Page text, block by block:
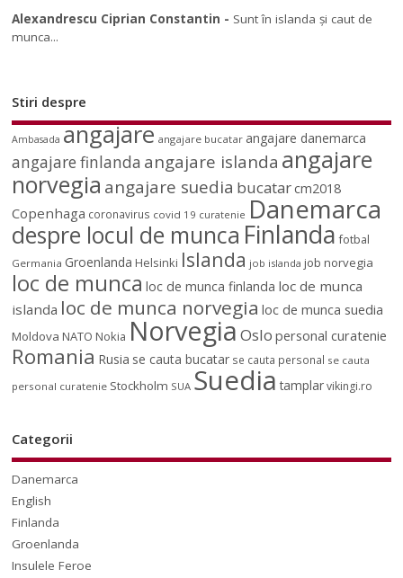
Alexandrescu Ciprian Constantin - Sunt în islanda și caut de
munca...
Stiri despre
Ambasada angajare angajare bucatar angajare danemarca
angajare finlanda angajare islanda angajare
norvegia angajare suedia bucatarcm2018
Copenhaga coronavirus covid 19 curatenie Danemarca
despre locul de munca Finlanda fotbal
Germania Groenlanda Helsinki Islanda job islanda job norvegia
loc de munca loc de munca finlanda loc de munca
islanda loc de munca norvegia loc de munca suedia
Moldova NATO Nokia NorvegiaOslo personal curatenie
Romania Rusia se cauta bucatar se cauta personal se cauta
personal curatenie Stockholm SUA Suedia tamplar vikingi.ro
Categorii
Danemarca
English
Finlanda
Groenlanda
Insulele Feroe